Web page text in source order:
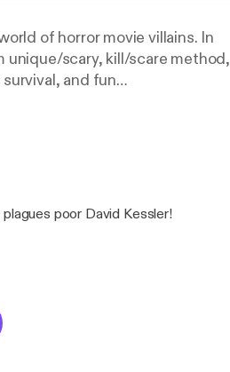
of horror movie villains. In
unique/scary, kill/scare method,
and fun
poor David Kessler!